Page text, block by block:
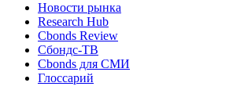
Новости рынка
Research Hub
Cbonds Review
Сбондс-ТВ
Cbonds для СМИ
Глоссарий